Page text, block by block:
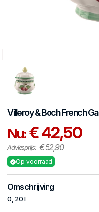
Villeroy & BochFrench
Nu:€ 42,50
Adviesprijs: € 52,90
Op voorraad
Omschrijving
0, 20 l